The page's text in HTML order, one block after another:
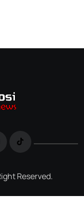
Reserved.